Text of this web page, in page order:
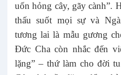
uốn hỏng cây, gãy cành”.
thấu suốt mọi sự và
tương lai là mẫu gương
Đức Cha còn nhắc đến
lặng” – thứ làm cho đời